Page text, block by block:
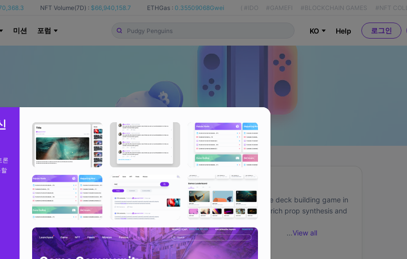
NFT Volume(7D) : $66,940,158.7 ETHGas : 0.35509068Gwei ( #IDO #GAMEFI #BLOCKCHAIN GAMES #NFT
미션 포럼 KO Help 로그인
론
About
A free to play roguelike deck building game in
development. It has a rich prop synthesis and
You could summon heroes to start adventures,
jump into various mazes and dungeons, defeat
...View all